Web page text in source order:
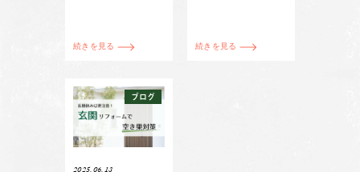
続きを見る 続きを見る
ブログ